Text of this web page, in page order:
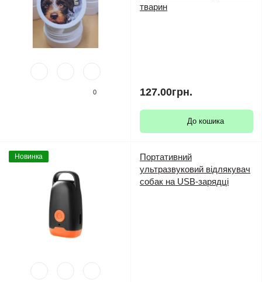
0
тварин
127.00грн.
До кошика
Новинка
Портативний
ультразвуковий відлякувач
собак на USB-зарядці